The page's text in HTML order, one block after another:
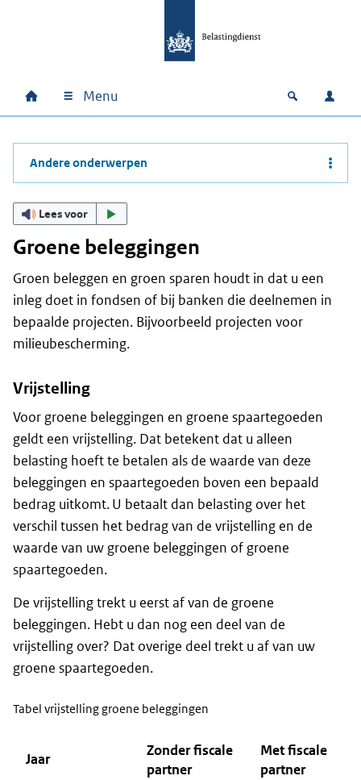
Hoofdnavigatie
Home Menu Open
Andere onderwerpen
Lees voor
Groene beleggingen
Groen beleggen en groen sparen houdt in dat u een
inleg doet in fondsen of bij banken die deelnemen in
bepaalde projecten. Bijvoorbeeld projecten voor
milieubescherming.
Vrijstelling
Voor groene beleggingen en groene spaartegoeden
geldt een vrijstelling. Dat betekent dat u alleen
belasting hoeft te betalen als de waarde van deze
beleggingen en spaartegoeden boven een bepaald
bedrag uitkomt. U betaalt dan belasting over het
verschil tussen het bedrag van de vrijstelling en de
waarde van uw groene beleggingen of groene
spaartegoeden.
De vrijstelling trekt u eerst af van de groene
beleggingen. Hebt u dan nog een deel van de
vrijstelling over? Dat overige deel trekt u af van uw
groene spaartegoeden.
Tabel vrijstelling groene beleggingen
Jaar
Zonder fiscale
partner
Met fiscale
partner